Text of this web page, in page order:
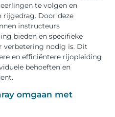
te volgen en
rijgedrag. Door deze
instructeurs
bieden en specifieke
verbetering nodig is. Dit
en efficiëntere rijopleiding
behoeften en
omgaan met